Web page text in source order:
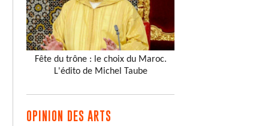
Fête du trône : le choix du Maroc.
L'édito de Michel Taube
OPINION DES ARTS